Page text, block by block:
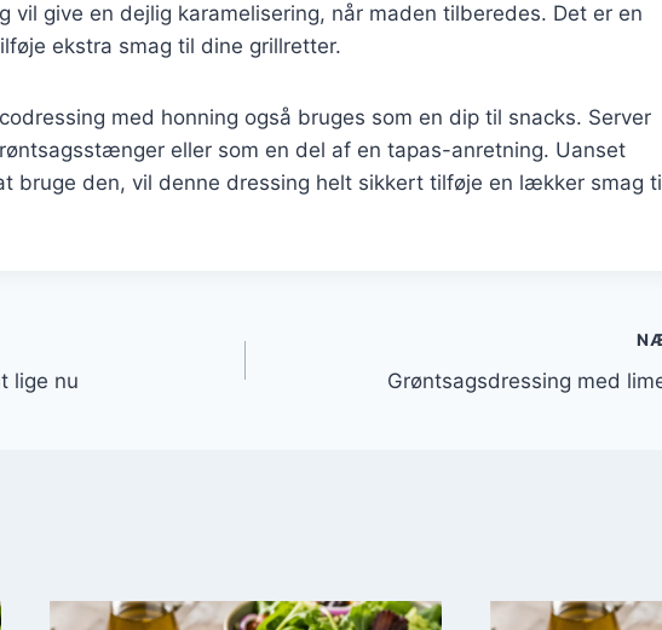
vil give en dejlig karamelisering, når maden tilberedes. Det er en
ekstra smag til dine grillretter.
med honning også bruges som en dip til snacks. Server
eller som en del af en tapas-anretning. Uanset
bruge den, vil denne dressing helt sikkert tilføje en lækker smag
lige nu Grøntsagsdressing med